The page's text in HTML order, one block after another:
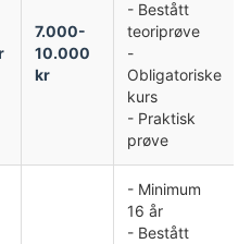
7.000-
10.000
kr
- Bestått
teoriprøve
-
Obligatoriske
kurs
- Praktisk
prøve
- Minimum
16 år
- Bestått